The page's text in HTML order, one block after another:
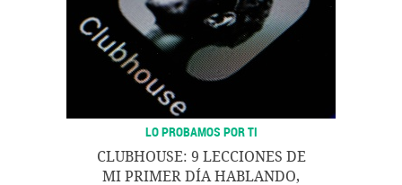
LO PROBAMOS POR TI
CLUBHOUSE: 9 LECCIONES DE
MI PRIMER DÍA HABLANDO,